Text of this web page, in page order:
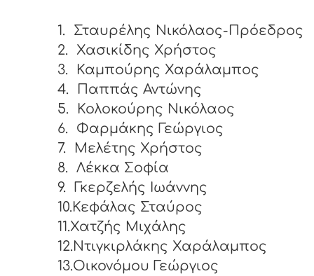
1.
Σταυρέλης Νικόλαος-Πρόεδρος
2.
Χασικίδης Χρήστος
3.
Καμπούρης Χαράλαμπος
4.
Παππάς Αντώνης
5.
Κολοκούρης Νικόλαος
6.
Φαρμάκης Γεώργιος
7.
Μελέτης Χρήστος
8.
Λέκκα Σοφία
9.
Γκερζελής Ιωάννης
10.Κεφάλας Σταύρος
11.Χατζής Μιχάλης
12.Ντιγκιρλάκης Χαράλαμπος
13.Οικονόμου Γεώργιος